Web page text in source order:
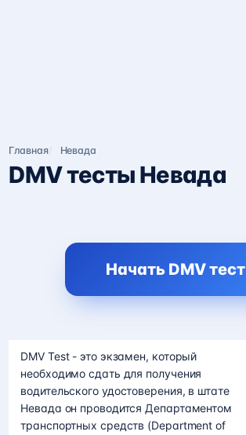
Строка
навигации
Главная Невада
DMV тесты Невада
Начать DMV тест
DMV Test - это экзамен, который
необходимо сдать для получения
водительского удостоверения, в штате
Невада он проводится Департаментом
транспортных средств (Department of